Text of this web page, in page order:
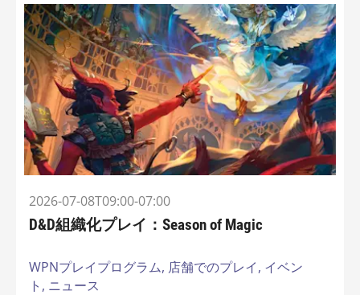
2026-07-08T09:00-07:00
D&D組織化プレイ：Season of Magic
WPNプレイプログラム, 店舗でのプレイ, イベン
ト, ニュース